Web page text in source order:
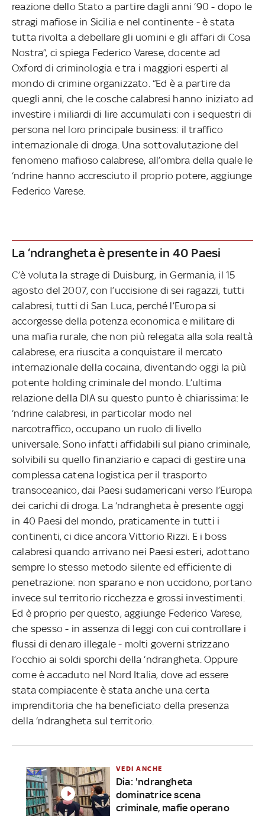
reazione dello Stato a partire dagli anni ‘90 - dopo le
stragi mafiose in Sicilia e nel continente - è stata
tutta rivolta a debellare gli uomini e gli affari di Cosa
Nostra”, ci spiega Federico Varese, docente ad
Oxford di criminologia e tra i maggiori esperti al
mondo di crimine organizzato. “Ed è a partire da
quegli anni, che le cosche calabresi hanno iniziato ad
investire i miliardi di lire accumulati con i sequestri di
persona nel loro principale business: il traffico
internazionale di droga. Una sottovalutazione del
fenomeno mafioso calabrese, all’ombra della quale le
‘ndrine hanno accresciuto il proprio potere, aggiunge
Federico Varese.
La ‘ndrangheta è presente in 40 Paesi
C’è voluta la strage di Duisburg, in Germania, il 15
agosto del 2007, con l’uccisione di sei ragazzi, tutti
calabresi, tutti di San Luca, perché l’Europa si
accorgesse della potenza economica e militare di
una mafia rurale, che non più relegata alla sola realtà
calabrese, era riuscita a conquistare il mercato
internazionale della cocaina, diventando oggi la più
potente holding criminale del mondo. L’ultima
relazione della DIA su questo punto è chiarissima: le
‘ndrine calabresi, in particolar modo nel
narcotraffico, occupano un ruolo di livello
universale. Sono infatti affidabili sul piano criminale,
solvibili su quello finanziario e capaci di gestire una
complessa catena logistica per il trasporto
transoceanico, dai Paesi sudamericani verso l’Europa
dei carichi di droga. La ‘ndrangheta è presente oggi
in 40 Paesi del mondo, praticamente in tutti i
continenti, ci dice ancora Vittorio Rizzi. E i boss
calabresi quando arrivano nei Paesi esteri, adottano
sempre lo stesso metodo silente ed efficiente di
penetrazione: non sparano e non uccidono, portano
invece sul territorio ricchezza e grossi investimenti.
Ed è proprio per questo, aggiunge Federico Varese,
che spesso - in assenza di leggi con cui controllare i
flussi di denaro illegale - molti governi strizzano
l’occhio ai soldi sporchi della ‘ndrangheta. Oppure
come è accaduto nel Nord Italia, dove ad essere
stata compiacente è stata anche una certa
imprenditoria che ha beneficiato della presenza
della ‘ndrangheta sul territorio.
VEDI ANCHE
Dia: 'ndrangheta
dominatrice scena
criminale, mafie operano